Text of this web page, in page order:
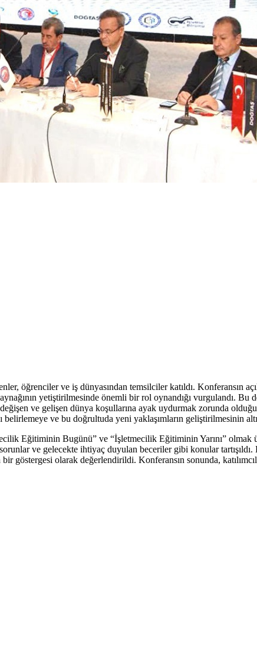
öğrenciler ve iş dünyasından temsilciler katıldı. Konferansın
yetiştirilmesinde önemli bir rol oynandığı vurgulandı.
ve gelişen dünya koşullarına ayak uydurmak zorunda
ve bu doğrultuda yeni yaklaşımların geliştirilmesinin
Eğitiminin Bugünü” ve “İşletmecilik Eğitiminin Yarını”
ve gelecekte ihtiyaç duyulan beceriler gibi konular
göstergesi olarak değerlendirildi. Konferansın sonunda,